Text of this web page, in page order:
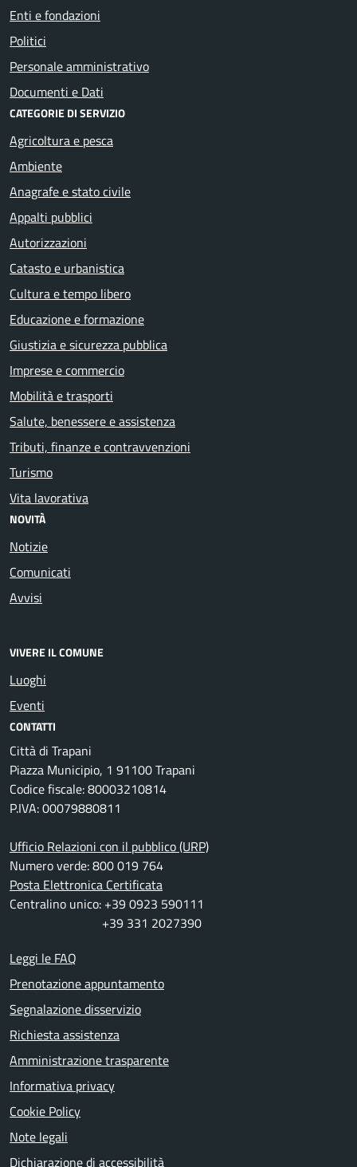
Enti e fondazioni
Politici
Personale amministrativo
Documenti e Dati
CATEGORIE DI SERVIZIO
Agricoltura e pesca
Ambiente
Anagrafe e stato civile
Appalti pubblici
Autorizzazioni
Catasto e urbanistica
Cultura e tempo libero
Educazione e formazione
Giustizia e sicurezza pubblica
Imprese e commercio
Mobilità e trasporti
Salute, benessere e assistenza
Tributi, finanze e contravvenzioni
Turismo
Vita lavorativa
NOVITÀ
Notizie
Comunicati
Avvisi
VIVERE IL COMUNE
Luoghi
Eventi
CONTATTI
Città di Trapani
Piazza Municipio, 1 91100 Trapani
Codice fiscale: 80003210814
P.IVA: 00079880811
Ufficio Relazioni con il pubblico (URP)
Numero verde: 800 019 764
Posta Elettronica Certificata
Centralino unico: +39 0923 590111
+39 331 2027390
Leggi le FAQ
Prenotazione appuntamento
Segnalazione disservizio
Richiesta assistenza
Amministrazione trasparente
Informativa privacy
Cookie Policy
Note legali
Dichiarazione di accessibilità